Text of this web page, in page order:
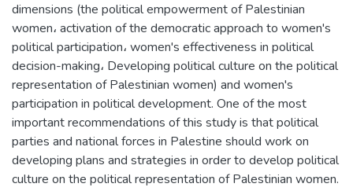
dimensions (the political empowerment of Palestinian
women، activation of the democratic approach to women's
political participation، women's effectiveness in political
decision-making، Developing political culture on the political
representation of Palestinian women) and women's
participation in political development. One of the most
important recommendations of this study is that political
parties and national forces in Palestine should work on
developing plans and strategies in order to develop political
culture on the political representation of Palestinian women.